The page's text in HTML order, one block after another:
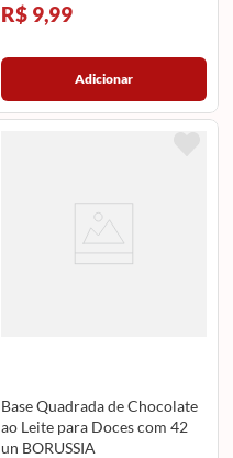
R$ 9,99
Adicionar
Base Quadrada de Chocolate
ao Leite para Doces com 42
un BORUSSIA